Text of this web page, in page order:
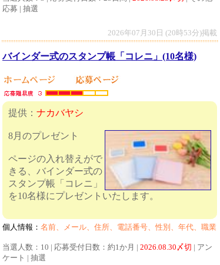
応募 | 抽選
2026年07月30日 (20時53分)掲載
バインダー式のスタンプ帳「コレニ」(10名様)
提供： ナカバヤシ
8月のプレゼント
ページの入れ替えがで
きる、バインダー式の
スタンプ帳「コレニ」
を10名様にプレゼントいたします。
個人情報： 名前、メール、住所、電話番号、性別、年代、職業
当選人数：10 | 応募受付日数：約1か月 | 2026.08.30〆切 | アン
ケート | 抽選